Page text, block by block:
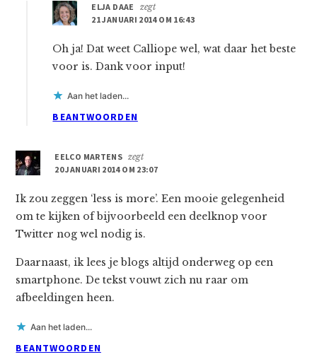
ELJA DAAE
zegt
21 JANUARI 2014 OM 16:43
Oh ja! Dat weet Calliope wel, wat daar het beste
voor is. Dank voor input!
Aan het laden...
BEANTWOORDEN
EELCO MARTENS zegt
20 JANUARI 2014 OM 23:07
Ik zou zeggen ‘less is more’. Een mooie gelegenheid
om te kijken of bijvoorbeeld een deelknop voor
Twitter nog wel nodig is.
Daarnaast, ik lees je blogs altijd onderweg op een
smartphone. De tekst vouwt zich nu raar om
afbeeldingen heen.
Aan het laden...
BEANTWOORDEN